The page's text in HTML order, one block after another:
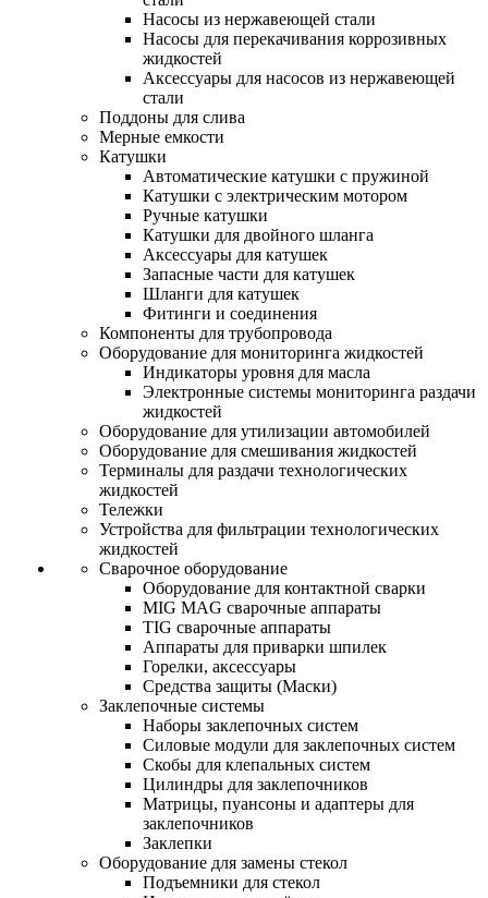
Насосы из нержавеющей стали
Насосы для перекачивания коррозивных
жидкостей
Аксессуары для насосов из нержавеющей
стали
Поддоны для слива
Мерные емкости
Катушки
Автоматические катушки с пружиной
Катушки с электрическим мотором
Ручные катушки
Катушки для двойного шланга
Аксессуары для катушек
Запасные части для катушек
Шланги для катушек
Фитинги и соединения
Компоненты для трубопровода
Оборудование для мониторинга жидкостей
Индикаторы уровня для масла
Электронные системы мониторинга раздачи
жидкостей
Оборудование для утилизации автомобилей
Оборудование для смешивания жидкостей
Терминалы для раздачи технологических
жидкостей
Тележки
Устройства для фильтрации технологических
жидкостей
Сварочное оборудование
Оборудование для контактной сварки
MIG MAG сварочные аппараты
TIG сварочные аппараты
Аппараты для приварки шпилек
Горелки, аксессуары
Средства защиты (Маски)
Заклепочные системы
Наборы заклепочных систем
Силовые модули для заклепочных систем
Скобы для клепальных систем
Цилиндры для заклепочников
Матрицы, пуансоны и адаптеры для
заклепочников
Заклепки
Оборудование для замены стекол
Подъемники для стекол